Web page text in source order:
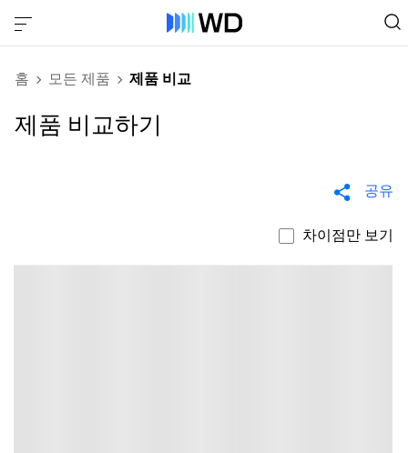
홈 모든 제품 제품 비교
제품 비교하기
공유
차이점만 보기